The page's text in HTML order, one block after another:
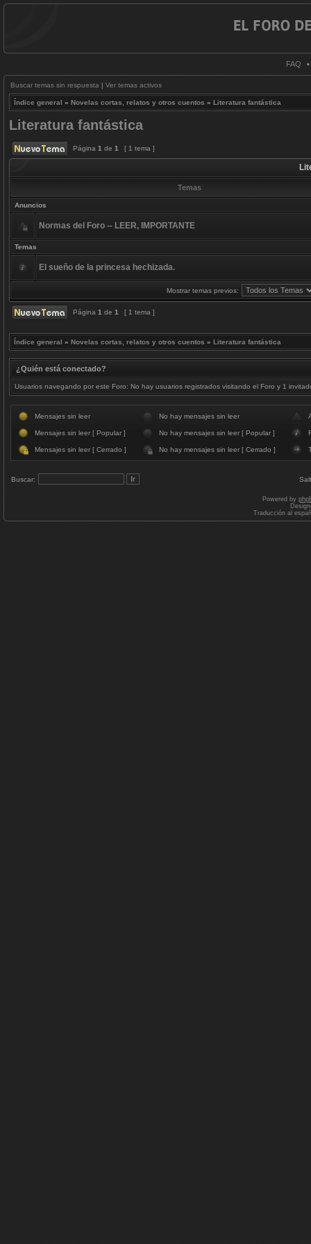
FAQ •
Buscar temas sin respuesta | Ver temas activos
Índice general » Novelas cortas, relatos y otros cuentos » Literatura fantástica
Literatura fantástica
Página 1 de 1 [ 1 tema ]
Temas
Anuncios
Normas del Foro -- LEER, IMPORTANTE
Temas
El sueño de la princesa hechizada.
Mostrar temas previos:
Página 1 de 1 [ 1 tema ]
Índice general » Novelas cortas, relatos y otros cuentos » Literatura fantástica
¿Quién está conectado?
Usuarios navegando por este Foro: No hay usuarios registrados visitando el Foro y 1
Mensajes sin leer No hay mensajes sin leer
Mensajes sin leer [ Popular ] No hay mensajes sin leer [ Popular ]
Mensajes sin leer [ Cerrado ] No hay mensajes sin leer [ Cerrado ]
Buscar:
Powered by
Traducción al